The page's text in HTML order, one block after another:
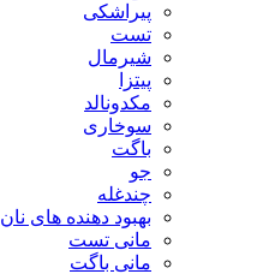
پیراشکی
تست
شیرمال
پیتزا
مکدونالد
سوخاری
باگت
جو
چندغله
بهبود دهنده های نان
مانی تست
مانی باگت